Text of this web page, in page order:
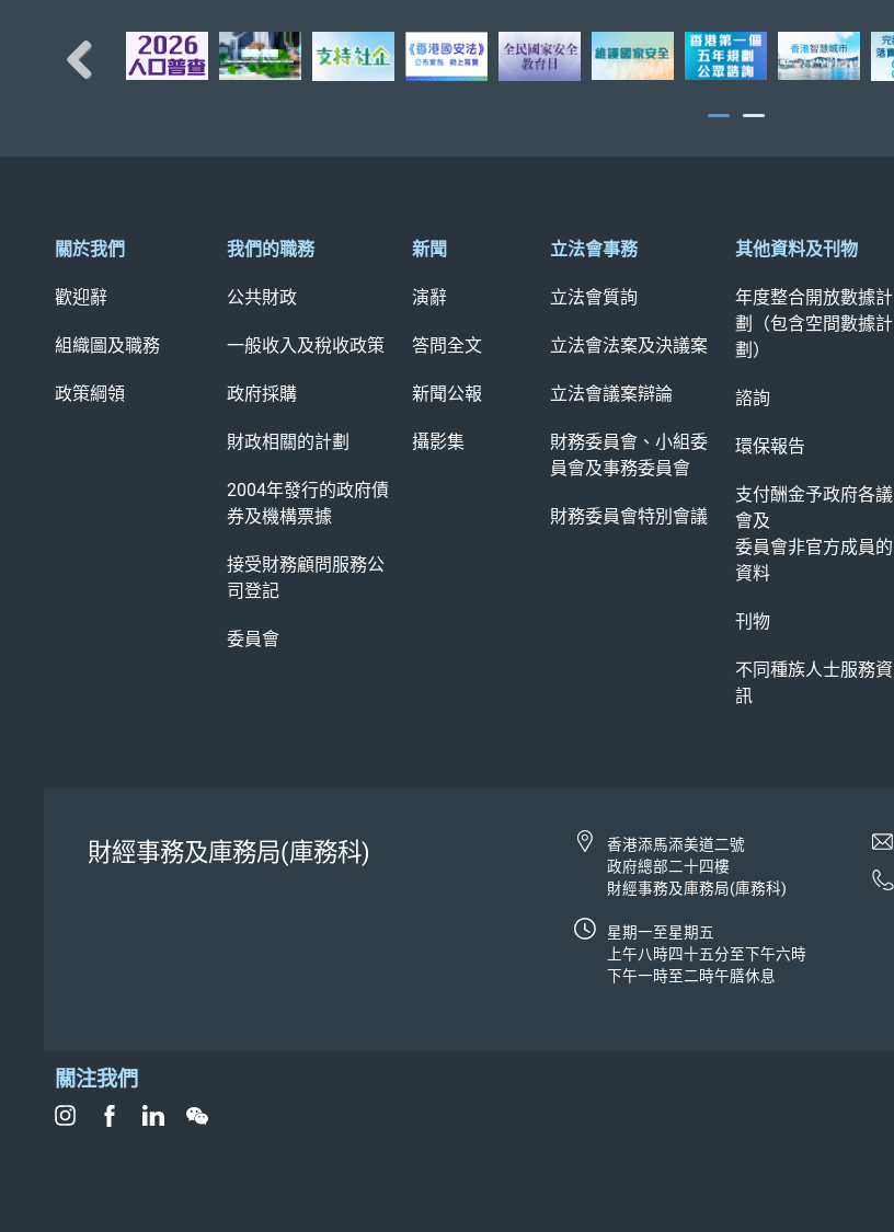
關於我們
歡迎辭
組織圖及職務
政策綱領
我們的職務
公共財政
一般收入及稅收政策
政府採購
財政相關的計劃
2004年發行的政府債
券及機構票據
接受財務顧問服務公
司登記
委員會
新聞
演辭
答問全文
新聞公報
攝影集
立法會事務
立法會質詢
立法會法案及決議案
立法會議案辯論
財務委員會、小組委
員會及事務委員會
財務委員會特別會議
其他資料及刊物
年度整合開放數據計
劃（包含空間數據計
劃）
諮詢
環保報告
支付酬金予政府各議
會及
委員會非官方成員的
資料
刊物
不同種族人士服務資
訊
財經事務及庫務局(庫務科)
香港添馬添美道二號
政府總部二十四樓
財經事務及庫務局(庫務科)
星期一至星期五
上午八時四十五分至下午六時
下午一時至二時午膳休息
關注我們